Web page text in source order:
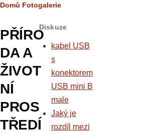
Drobečková
navigace
Domů Fotogalerie
PŘÍRO
DA A
ŽIVOT
NÍ
PROS
TŘEDÍ
Diskuze
kabel USB
s
konektorem
USB mini B
male
Jaký je
rozdíl mezi